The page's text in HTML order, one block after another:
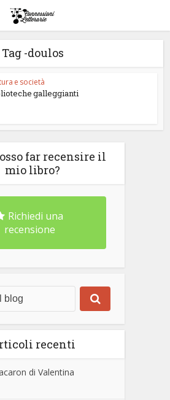
Tag -doulos
e società
galleggianti
far recensire il
mio libro?
Richiedi una
recensione
recenti
di Valentina